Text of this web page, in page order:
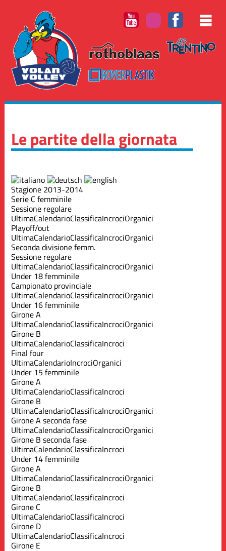
Le partite della giornata
Stagione 2013-2014
Serie C femminile
Sessione regolare
UltimaCalendarioClassificaIncrociOrganici
Playoff/out
UltimaCalendarioClassificaIncrociOrganici
Seconda divisione femm.
Sessione regolare
UltimaCalendarioClassificaIncrociOrganici
Under 18 femminile
Campionato provinciale
UltimaCalendarioClassificaIncrociOrganici
Under 16 femminile
Girone A
UltimaCalendarioClassificaIncrociOrganici
Girone B
UltimaCalendarioClassificaIncroci
Final four
UltimaCalendarioIncrociOrganici
Under 15 femminile
Girone A
UltimaCalendarioClassificaIncroci
Girone B
UltimaCalendarioClassificaIncrociOrganici
Girone A seconda fase
UltimaCalendarioClassificaIncrociOrganici
Girone B seconda fase
UltimaCalendarioClassificaIncroci
Under 14 femminile
Girone A
UltimaCalendarioClassificaIncrociOrganici
Girone B
UltimaCalendarioClassificaIncroci
Girone C
UltimaCalendarioClassificaIncroci
Girone D
UltimaCalendarioClassificaIncroci
Girone E